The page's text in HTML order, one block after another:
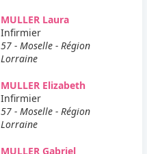
MULLER Laura
Infirmier
57 - Moselle - Région
Lorraine
MULLER Elizabeth
Infirmier
57 - Moselle - Région
Lorraine
MULLER Gabriel